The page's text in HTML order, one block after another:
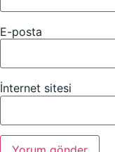
E-posta
İnternet sitesi